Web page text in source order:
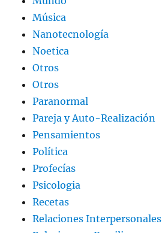
Música
Nanotecnología
Noetica
Otros
Otros
Paranormal
Pareja y Auto-Realización
Pensamientos
Política
Profecías
Psicologia
Recetas
Relaciones Interpersonales